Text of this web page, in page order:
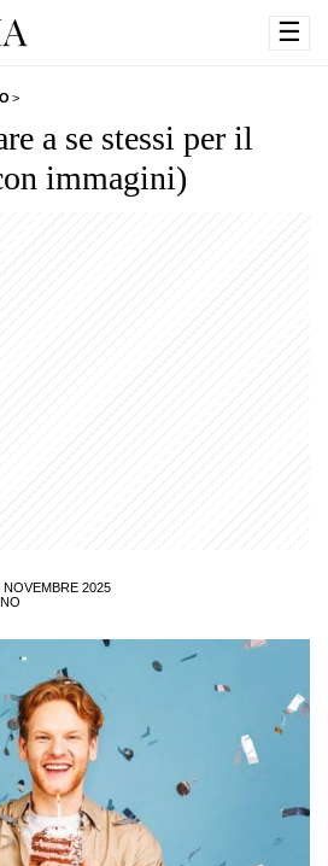
☰
>
a se stessi per il
immagini)
2025